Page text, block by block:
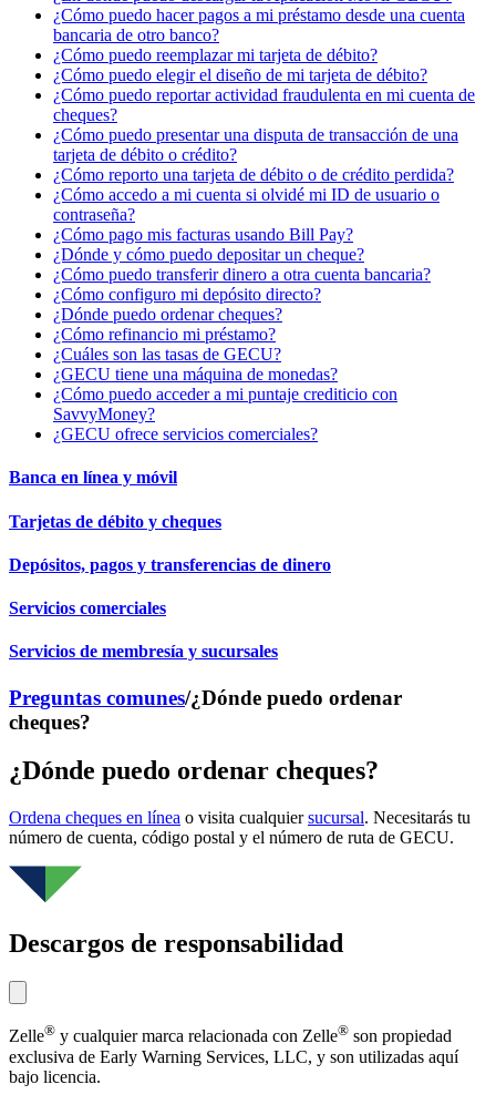
¿Cómo puedo hacer pagos a mi préstamo desde una cuenta
bancaria de otro banco?
¿Cómo puedo reemplazar mi tarjeta de débito?
¿Cómo puedo elegir el diseño de mi tarjeta de débito?
¿Cómo puedo reportar actividad fraudulenta en mi cuenta de
cheques?
¿Cómo puedo presentar una disputa de transacción de una
tarjeta de débito o crédito?
¿Cómo reporto una tarjeta de débito o de crédito perdida?
¿Cómo accedo a mi cuenta si olvidé mi ID de usuario o
contraseña?
¿Cómo pago mis facturas usando Bill Pay?
¿Dónde y cómo puedo depositar un cheque?
¿Cómo puedo transferir dinero a otra cuenta bancaria?
¿Cómo configuro mi depósito directo?
¿Dónde puedo ordenar cheques?
¿Cómo refinancio mi préstamo?
¿Cuáles son las tasas de GECU?
¿GECU tiene una máquina de monedas?
¿Cómo puedo acceder a mi puntaje crediticio con
SavvyMoney?
¿GECU ofrece servicios comerciales?
Banca en línea y móvil
Tarjetas de débito y cheques
Depósitos, pagos y transferencias de dinero
Servicios comerciales
Servicios de membresía y sucursales
Preguntas comunes/¿Dónde puedo ordenar
cheques?
¿Dónde puedo ordenar cheques?
Ordena cheques en línea o visita cualquiersucursal. Necesitarás tu
número de cuenta, código postal y el número de ruta de GECU.
Descargos de responsabilidad
Zelle® y cualquier marca relacionada con Zelle® son propiedad
exclusiva de Early Warning Services, LLC, y son utilizadas aquí
bajo licencia.